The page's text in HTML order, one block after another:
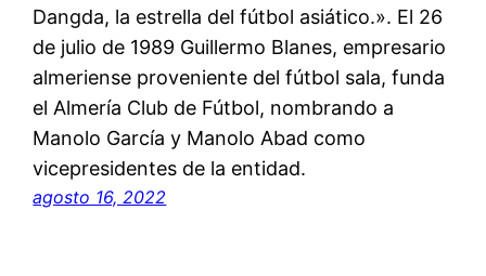
Dangda, la estrella del fútbol asiático.». El 26
de julio de 1989 Guillermo Blanes, empresario
almeriense proveniente del fútbol sala, funda
el Almería Club de Fútbol, nombrando a
Manolo García y Manolo Abad como
vicepresidentes de la entidad.
agosto 16, 2022